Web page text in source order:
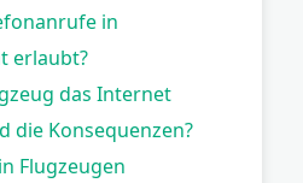
in
erlaubt?
das Internet
die Konsequenzen?
Flugzeugen